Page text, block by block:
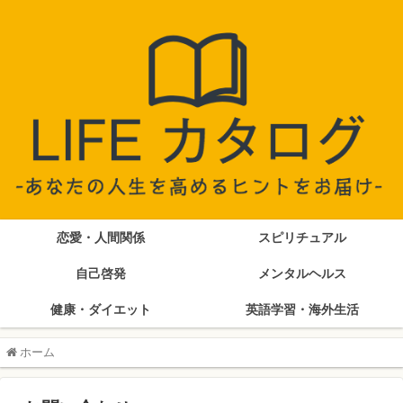
恋愛・人間関係 スピリチュアル
自己啓発 メンタルヘルス
健康・ダイエット 英語学習・海外生活
ホーム